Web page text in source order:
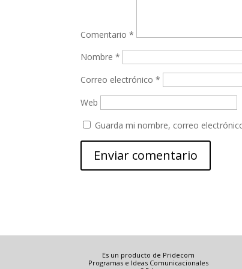
Comentario*
Nombre*
Correo electrónico*
Web
Guarda mi nombre, correo
Es un producto de Pridecom
Programas e Ideas Comunicacionales